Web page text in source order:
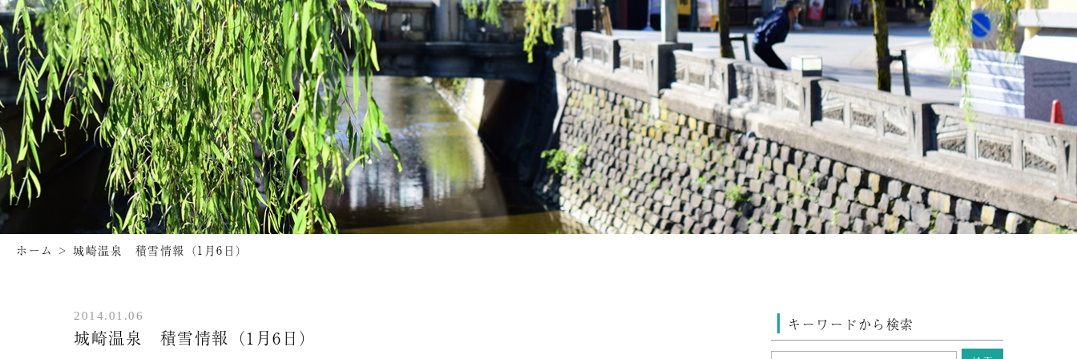
ホーム > 城崎温泉 積雪情報（1月6日）
2014.01.06
城崎温泉 積雪情報（1月6日）
キーワードから検索